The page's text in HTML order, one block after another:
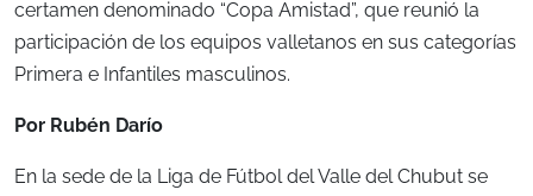
certamen denominado “Copa Amistad”, que reunió la
participación de los equipos valletanos en sus categorías
Primera e Infantiles masculinos.
Por Rubén Darío
En la sede de la Liga de Fútbol del Valle del Chubut se